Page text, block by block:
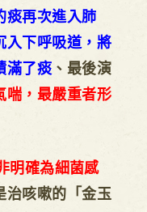
痰再次進入肺
入下呼吸道，將
滿了痰 、最後演
喘，最嚴重者形
明確為細菌感
治咳嗽的「金玉